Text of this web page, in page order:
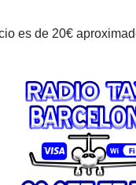
es de 20€